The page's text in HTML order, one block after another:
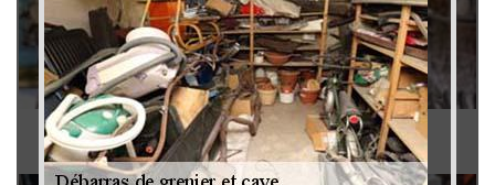
Antiquaire 79